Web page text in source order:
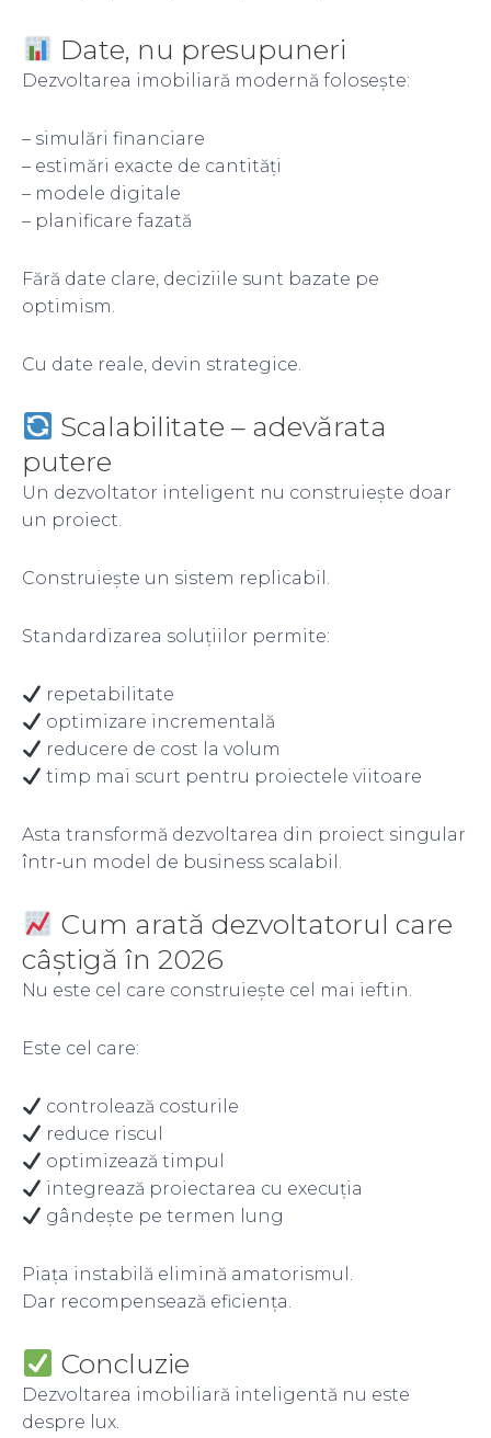
Date, nu presupuneri
Dezvoltarea imobiliară modernă folosește:
– simulări financiare
– estimări exacte de cantități
– modele digitale
– planificare fazată
Fără date clare, deciziile sunt bazate pe
optimism.
Cu date reale, devin strategice.
Scalabilitate – adevărata
putere
Un dezvoltator inteligent nu construiește doar
un proiect.
Construiește un sistem replicabil.
Standardizarea soluțiilor permite:
repetabilitate
optimizare incrementală
reducere de cost la volum
timp mai scurt pentru proiectele viitoare
Asta transformă dezvoltarea din proiect singular
într-un model de business scalabil.
Cum arată dezvoltatorul care
câștigă în 2026
Nu este cel care construiește cel mai ieftin.
Este cel care:
controlează costurile
reduce riscul
optimizează timpul
integrează proiectarea cu execuția
gândește pe termen lung
Piața instabilă elimină amatorismul.
Dar recompensează eficiența.
Concluzie
Dezvoltarea imobiliară inteligentă nu este
despre lux.